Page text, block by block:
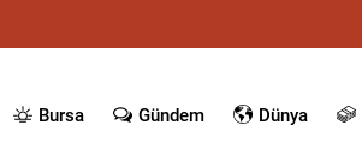
Bursa Gündem Dünya